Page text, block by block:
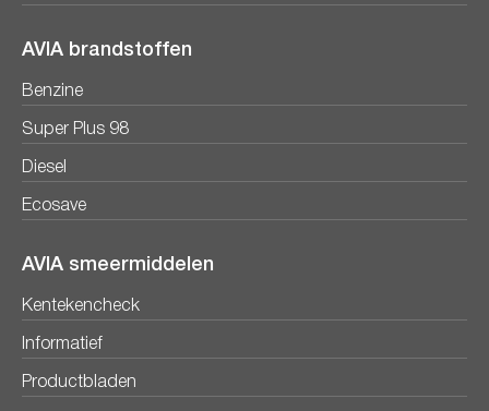
AVIA brandstoffen
Benzine
Super Plus 98
Diesel
Ecosave
AVIA smeermiddelen
Kentekencheck
Informatief
Productbladen